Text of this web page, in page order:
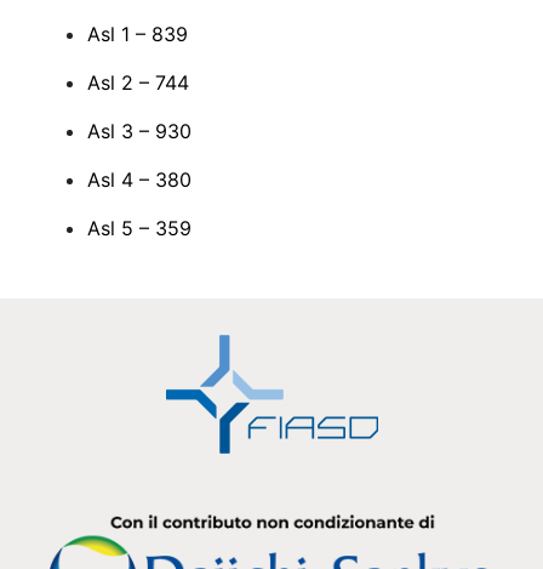
Asl 1 – 839
Asl 2 – 744
Asl 3 – 930
Asl 4 – 380
Asl 5 – 359